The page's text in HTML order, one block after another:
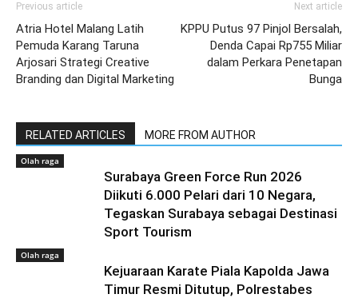
Previous article
Atria Hotel Malang Latih
Pemuda Karang Taruna
Arjosari Strategi Creative
Branding dan Digital Marketing
Next article
KPPU Putus 97 Pinjol Bersalah,
Denda Capai Rp755 Miliar
dalam Perkara Penetapan
Bunga
RELATED ARTICLES MORE FROM AUTHOR
Olah raga
Surabaya Green Force Run 2026
Diikuti 6.000 Pelari dari 10 Negara,
Tegaskan Surabaya sebagai Destinasi
Sport Tourism
Olah raga
Kejuaraan Karate Piala Kapolda Jawa
Timur Resmi Ditutup, Polrestabes